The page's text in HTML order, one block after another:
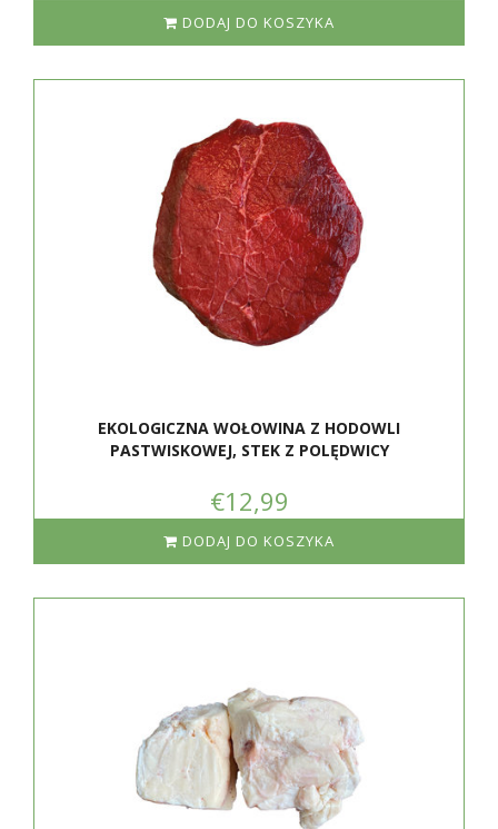
DODAJ DO KOSZYKA
EKOLOGICZNA WOŁOWINA Z HODOWLI
PASTWISKOWEJ, STEK Z POLĘDWICY
€12,99
DODAJ DO KOSZYKA